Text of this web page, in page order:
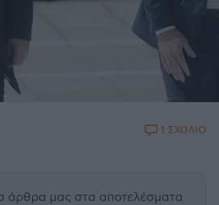
1 ΣΧΟΛΙΟ
άρθρα μας στα αποτελέσματα